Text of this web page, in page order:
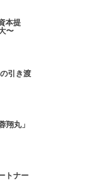
本提
〜
引き渡
翔丸」
トナー